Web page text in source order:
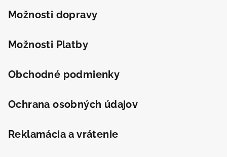
Možnosti dopravy
Možnosti Platby
Obchodné podmienky
Ochrana osobných údajov
Reklamácia a vrátenie
Powered by chaterimo